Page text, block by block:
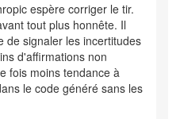
espère corriger le tir.
tout plus honnête. Il
de signaler les incertitudes
d'affirmations non
fois moins tendance à
le code généré sans les